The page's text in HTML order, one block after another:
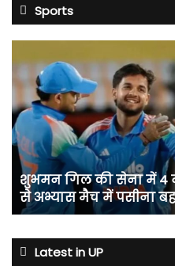
Sports
गिल
की
में
4
नेट
बॉलर्स
की
एंट्री,
7
शुभमन गिल की सेना में 4
से अभ्यास मैच में पसीना
Latest in UP